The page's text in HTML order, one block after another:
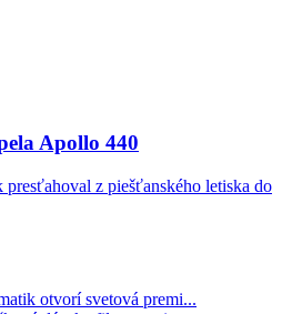
Apollo 440
z piešťanského letiska do
otvorí svetová premi...